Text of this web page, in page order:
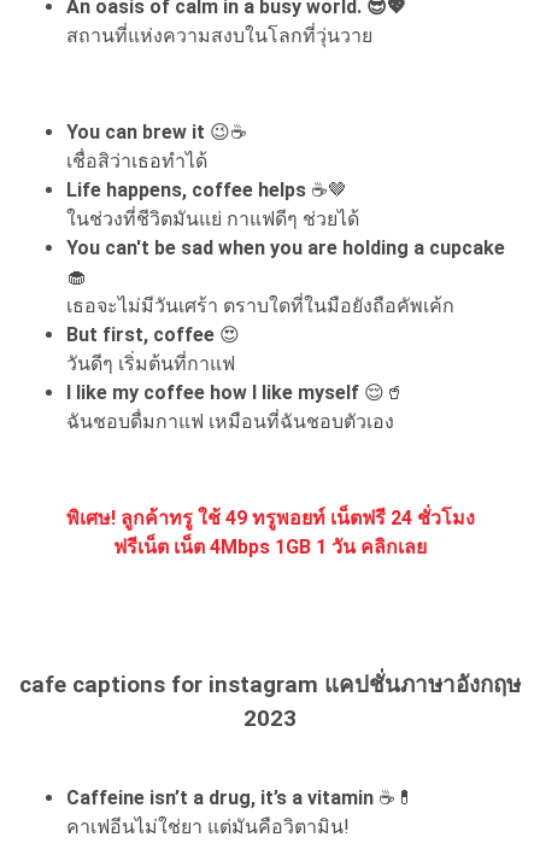
An oasis of calm in a busy world. 😎💖
สถานที่แห่งความสงบในโลกที่วุ่นวาย
You can brew it 😉☕
เชื่อสิว่าเธอทำได้
Life happens, coffee helps ☕🤎
ในช่วงที่ชีวิตมันแย่ กาแฟดีๆ ช่วยได้
You can't be sad when you are holding a cupcake
🧁
เธอจะไม่มีวันเศร้า ตราบใดที่ในมือยังถือคัพเค้ก
But first, coffee 😍
วันดีๆ เริ่มต้นที่กาแฟ
I like my coffee how I like myself 😌🥤
ฉันชอบดื่มกาแฟ เหมือนที่ฉันชอบตัวเอง
พิเศษ! ลูกค้าทรู ใช้ 49 ทรูพอยท์ เน็ตฟรี 24 ชั่วโมง
ฟรีเน็ต เน็ต 4Mbps 1GB 1 วัน คลิกเลย
cafe captions for instagram แคปชั่นภาษาอังกฤษ
2023
Caffeine isn’t a drug, it’s a vitamin ☕💊
คาเฟอีนไม่ใช่ยา แต่มันคือวิตามิน!